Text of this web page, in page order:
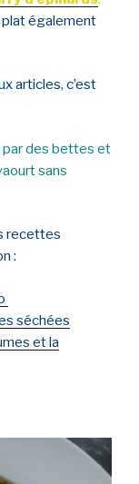
plat également
articles, c’est
par des bettes et
sans
recettes
:
séchées
et la